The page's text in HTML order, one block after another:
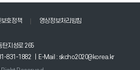
호정책 영상정보처리방침
탄지성로 265
831-1882 | E-Mail : skcho2020@korea.kr